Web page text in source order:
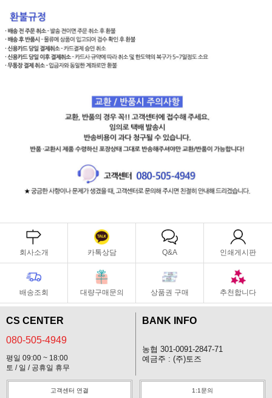
회사소개 카톡상담 Q&A 인쇄게시판
배송조회 대량구매문의 상품권 구매 추천합니다
CS CENTER
080-505-4949
평일 09:00 ~ 18:00
토 / 일 / 공휴일 휴무
BANK INFO
농협 301-0091-2847-71
예금주 : (주)토즈
고객센터 연결 1:1문의